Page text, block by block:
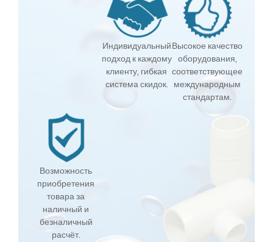
Индивидуальный
подход к каждому
клиенту, гибкая
система скидок.
Высокое качество
оборудования,
соответствующее
международным
стандартам.
Возможность
приобретения
товара за
наличный и
безналичный
расчёт.